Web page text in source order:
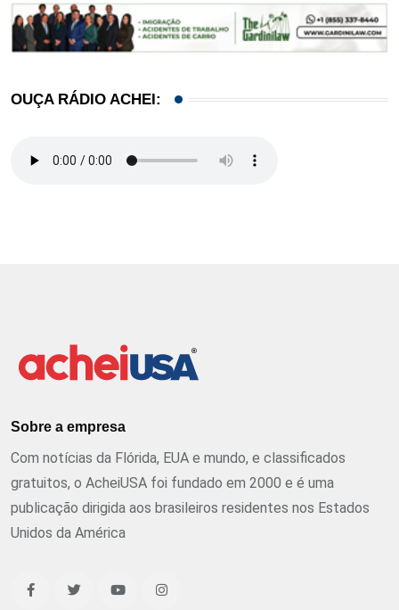
OUÇA RÁDIO ACHEI:
Sobre a empresa
Com notícias da Flórida, EUA e mundo, e classificados
gratuitos, o AcheiUSA foi fundado em 2000 e é uma
publicação dirigida aos brasileiros residentes nos Estados
Unidos da América